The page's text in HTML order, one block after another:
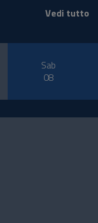
Vedi tutto
Sab
08